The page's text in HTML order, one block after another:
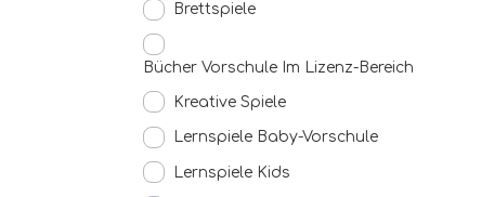
Brettspiele
Bücher Vorschule Im Lizenz-Bereich
Kreative Spiele
Lernspiele Baby-Vorschule
Lernspiele Kids